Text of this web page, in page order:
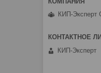
КИП-
КИП-Эксперт